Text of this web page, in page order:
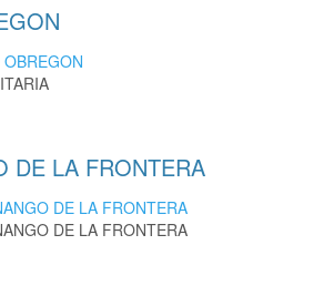
OBREGON
DE LA FRONTERA
DE LA FRONTERA
DE LA FRONTERA